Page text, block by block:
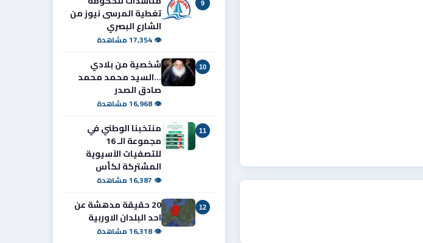
9
تغطية المرسى نيوز من
الشارع البصري
👁 17,354 مشاهدة
10
شخصية من بلادي
...السيد محمد محمد
صادق الصدر
👁 16,968 مشاهدة
11
منتخبنا الوطني في
مجموعة الـ 16
للتصفيات الآسيوية
المشتركة لكأس
👁 16,387 مشاهدة
12
20 حقيقة مدهشة عن
احد البلدان الاوربية
👁 16,318 مشاهدة